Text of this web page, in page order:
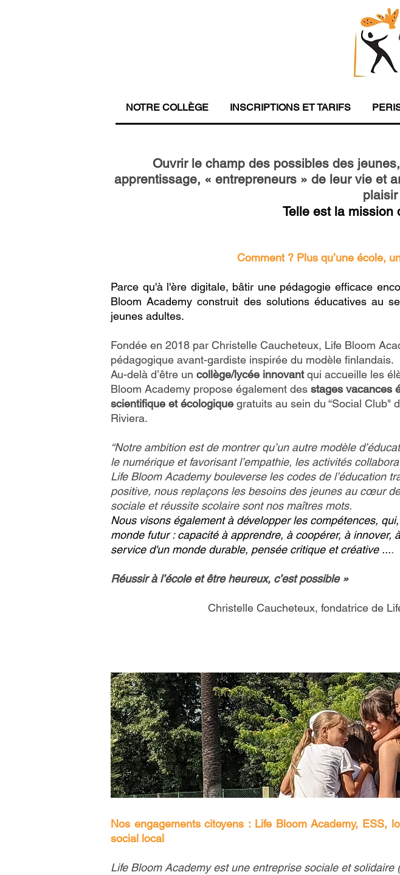
NOTRE COLLÈGE INSCRIPTIONS ET TARIFS
Ouvrir le champ des possibles des
apprentissage, « entrepreneurs » de leur vie et
Telle est la mission
Comment ? Plus qu’une école,
Parce qu'à l'ère digitale, bâtir une pédagogie efficace
Bloom Academy construit des solutions éducatives au
jeunes adultes.
Fondée en 2018 par Christelle Caucheteux, Life Bloom
pédagogique avant-gardiste inspirée du modèle finlandais.
Au-delà d’être un collège/lycée innovantqui accueille les
Bloom Academy propose également des stages vacances
scientifique et écologique gratuits au sein du “Social Club"
Riviera.
“Notre ambition est de montrer qu’un autre modèle
le numérique et favorisant l’empathie, les activités
Life Bloom Academy bouleverse les codes de l’éducation
positive, nous replaçons les besoins des jeunes au cœur
sociale et réussite scolaire sont nos maîtres mots.
Nous visons également à développer les compétences,
monde futur : capacité à apprendre, à coopérer, à
service d'un monde durable, pensée critique et créative ....
Réussir à l’école et être heureux, c’est possible »
Christelle Caucheteux, fondatrice de
Nos engagements citoyens : Life Bloom Academy, ESS,
social local
Life Bloom Academy est une entreprise sociale et